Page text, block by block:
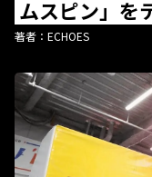
ムスピン」を
著者： ECHOES